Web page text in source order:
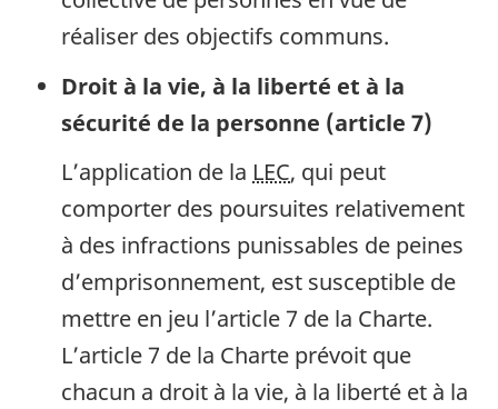
réaliser des objectifs communs.
Droit à la vie, à la liberté et à la
sécurité de la personne (article 7)
L’application de la LEC, qui peut
comporter des poursuites relativement
à des infractions punissables de peines
d’emprisonnement, est susceptible de
mettre en jeu l’article 7 de la Charte.
L’article 7 de la Charte prévoit que
chacun a droit à la vie, à la liberté et à la